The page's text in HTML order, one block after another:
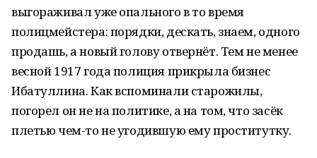
выгораживал уже опального в то время
полицмейстера: порядки, дескать, знаем, одного
продашь, а новый голову отвернёт. Тем не менее
весной 1917 года полиция прикрыла бизнес
Ибатуллина. Как вспоминали старожилы,
погорел он не на политике, а на том, что засёк
плетью чем-то не угодившую ему проститутку.